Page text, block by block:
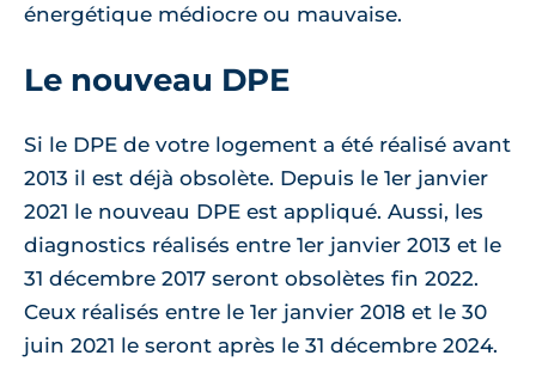
énergétique médiocre ou mauvaise.
Le nouveau DPE
Si le DPE de votre logement a été réalisé avant
2013 il est déjà obsolète. Depuis le 1er janvier
2021 le nouveau DPE est appliqué. Aussi, les
diagnostics réalisés entre 1er janvier 2013 et le
31 décembre 2017 seront obsolètes fin 2022.
Ceux réalisés entre le 1er janvier 2018 et le 30
juin 2021 le seront après le 31 décembre 2024.